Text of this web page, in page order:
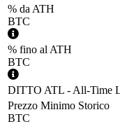
% da ATH
BTC
% fino al ATH
BTC
DITTO ATL - All-Time
Prezzo Minimo Storico
BTC